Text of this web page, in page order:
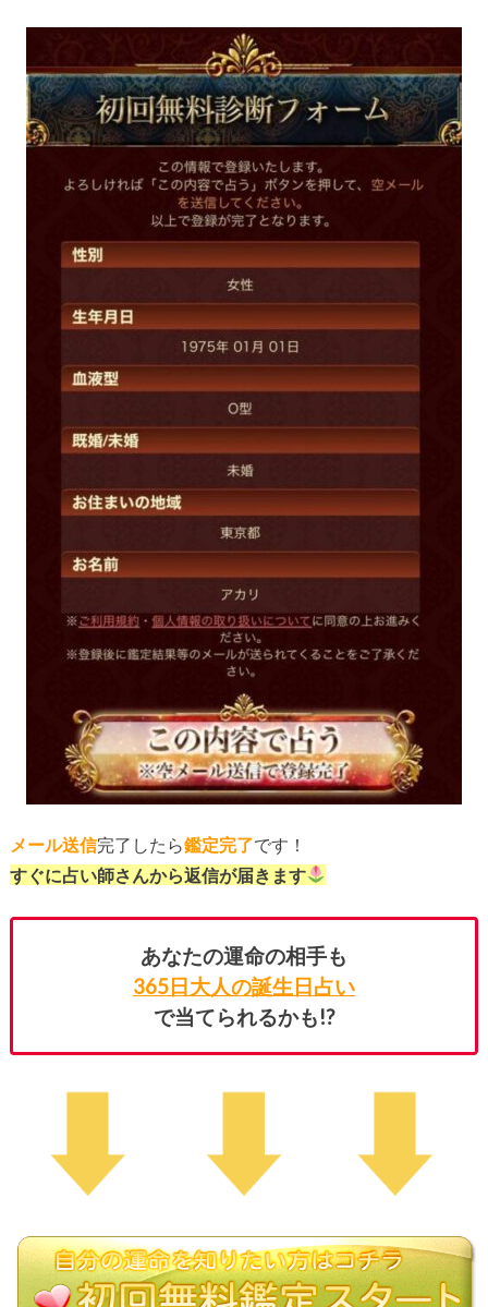
メール送信完了したら鑑定完了です！
すぐに占い師さんから返信が届きます
あなたの運命の相手も
365日大人の誕生日占い
で当てられるかも!?